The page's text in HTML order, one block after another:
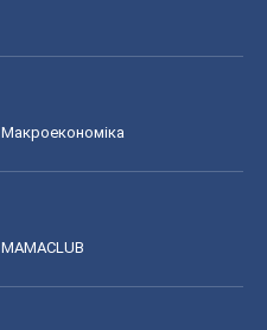
Макроекономіка
MAMACLUB